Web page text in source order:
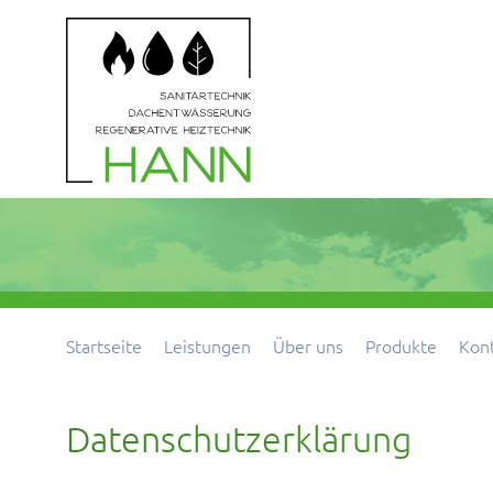
Startseite Leistungen Über uns Produkte
Datenschutzerklärung